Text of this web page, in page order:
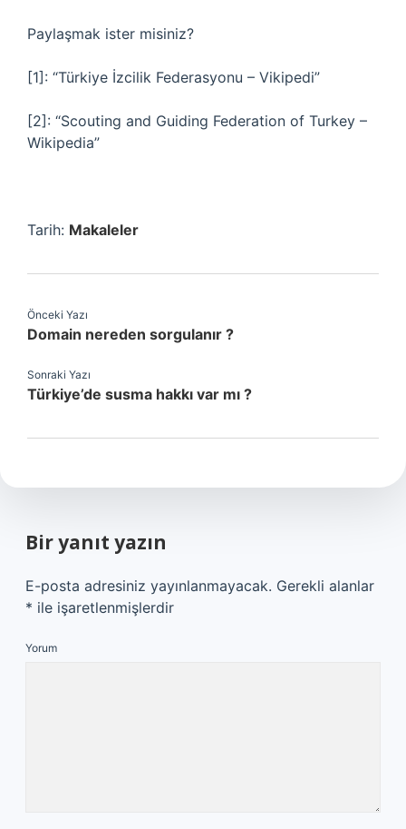
Paylaşmak ister misiniz?
[1]: “Türkiye İzcilik Federasyonu – Vikipedi”
[2]: “Scouting and Guiding Federation of Turkey –
Wikipedia”
Tarih: Makaleler
Önceki Yazı
Domain nereden sorgulanır ?
Sonraki Yazı
Türkiye’de susma hakkı var mı ?
Bir yanıt yazın
E-posta adresiniz yayınlanmayacak. Gerekli alanlar
* ile işaretlenmişlerdir
Yorum